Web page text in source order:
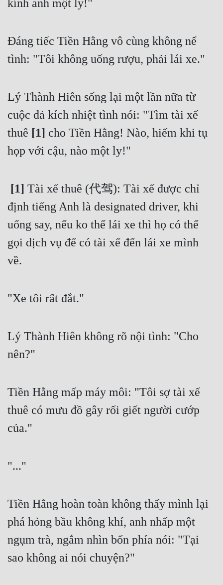
Mỹ Thực
Ngôn Tình
Ngược
Nữ Cường
Phong Thủy - Tâm Linh
Phương Tây
Phản Phái
Quan Trường
Sủng
Thanh Xuân
Tiểu Thuyết
Trinh Thám
Triều Đấu
Trọng Sinh
Tu Tiên
Tội Phạm
kính anh một ly!"
Đáng tiếc Tiền Hằng vô cùng không nể
tình: "Tôi không uống rượu, phải lái xe."
Lý Thành Hiên sống lại một lần nữa từ
cuộc đả kích nhiệt tình nói: "Tìm tài xế
thuê [1] cho Tiền Hằng! Nào, hiếm khi tụ
họp với cậu, nào một ly!"
[1] Tài xế thuê (代驾): Tài xế được chỉ
định tiếng Anh là designated driver, khi
uống say, nếu ko thể lái xe thì họ có thể
gọi dịch vụ để có tài xế đến lái xe mình
về.
"Xe tôi rất đắt."
Lý Thành Hiên không rõ nội tình: "Cho
nên?"
Tiền Hằng mấp máy môi: "Tôi sợ tài xế
thuê có mưu đồ gây rối giết người cướp
của."
"..."
Tiền Hằng hoàn toàn không thấy mình lại
phá hỏng bầu không khí, anh nhấp một
ngụm trà, ngắm nhìn bốn phía nói: "Tại
sao không ai nói chuyện?"